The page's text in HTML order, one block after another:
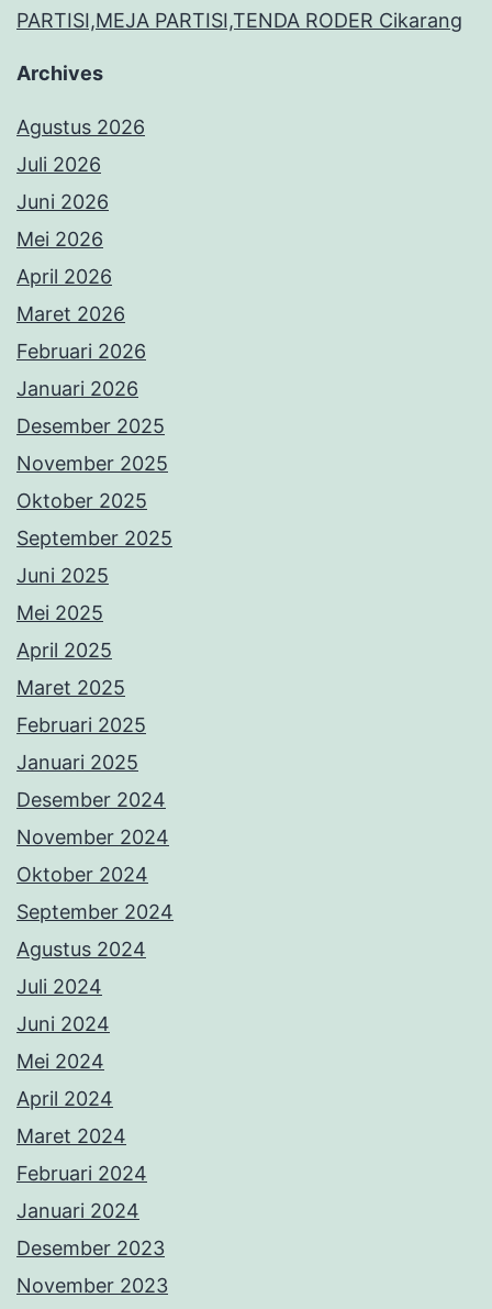
PARTISI,MEJA PARTISI,TENDA RODER Cikarang
Archives
Agustus 2026
Juli 2026
Juni 2026
Mei 2026
April 2026
Maret 2026
Februari 2026
Januari 2026
Desember 2025
November 2025
Oktober 2025
September 2025
Juni 2025
Mei 2025
April 2025
Maret 2025
Februari 2025
Januari 2025
Desember 2024
November 2024
Oktober 2024
September 2024
Agustus 2024
Juli 2024
Juni 2024
Mei 2024
April 2024
Maret 2024
Februari 2024
Januari 2024
Desember 2023
November 2023